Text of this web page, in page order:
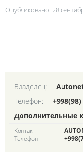
Опубликовано: 28
Владелец:
Телефон:
Дополнительные
Контакт:
Телефон: